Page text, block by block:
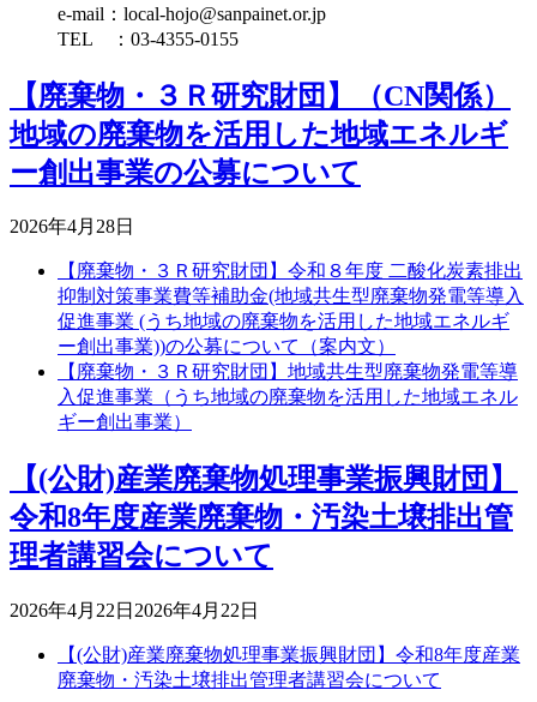
e-mail：local-hojo@sanpainet.or.jp
TEL ：03-4355-0155
【廃棄物・３Ｒ研究財団】（CN関係）
地域の廃棄物を活用した地域エネルギ
ー創出事業の公募について
2026年4月28日
【廃棄物・３Ｒ研究財団】令和８年度 二酸化炭素排出
抑制対策事業費等補助金(地域共生型廃棄物発電等導入
促進事業 (うち地域の廃棄物を活用した地域エネルギ
ー創出事業))の公募について（案内文）
【廃棄物・３Ｒ研究財団】地域共生型廃棄物発電等導
入促進事業（うち地域の廃棄物を活用した地域エネル
ギー創出事業）
【(公財)産業廃棄物処理事業振興財団】
令和8年度産業廃棄物・汚染土壌排出管
理者講習会について
2026年4月22日 2026年4月22日
【(公財)産業廃棄物処理事業振興財団】令和8年度産業
廃棄物・汚染土壌排出管理者講習会について